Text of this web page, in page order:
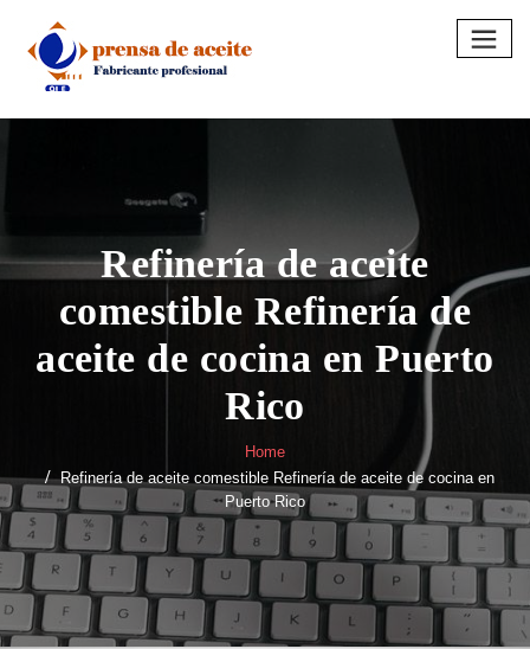
content
Refinería de aceite
comestible Refinería de
aceite de cocina en Puerto
Rico
Home
Refinería de aceite comestible Refinería de aceite de cocina en
Puerto Rico